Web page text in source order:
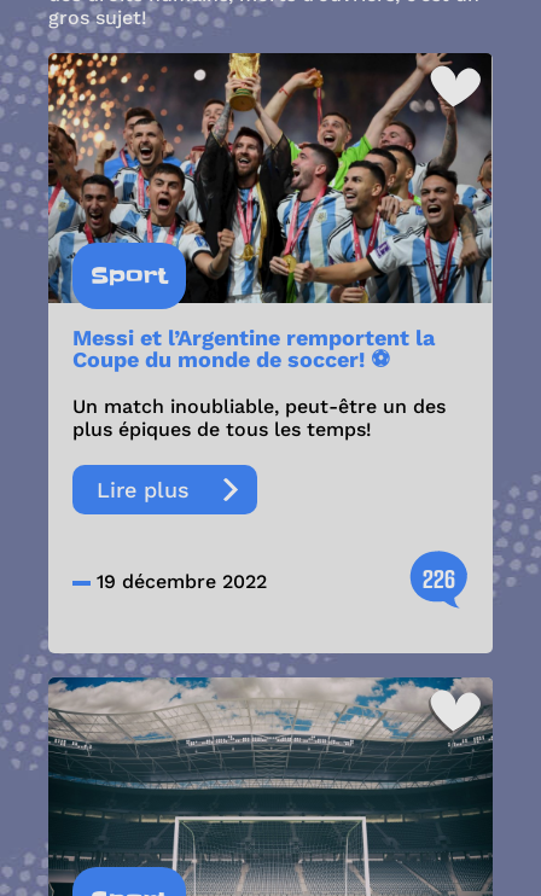
gros sujet!
Sport
Messi et l’Argentine remportent la
Coupe du monde de soccer! ⚽
Un match inoubliable, peut-être un des
plus épiques de tous les temps!
Lire plus
19 décembre 2022 226